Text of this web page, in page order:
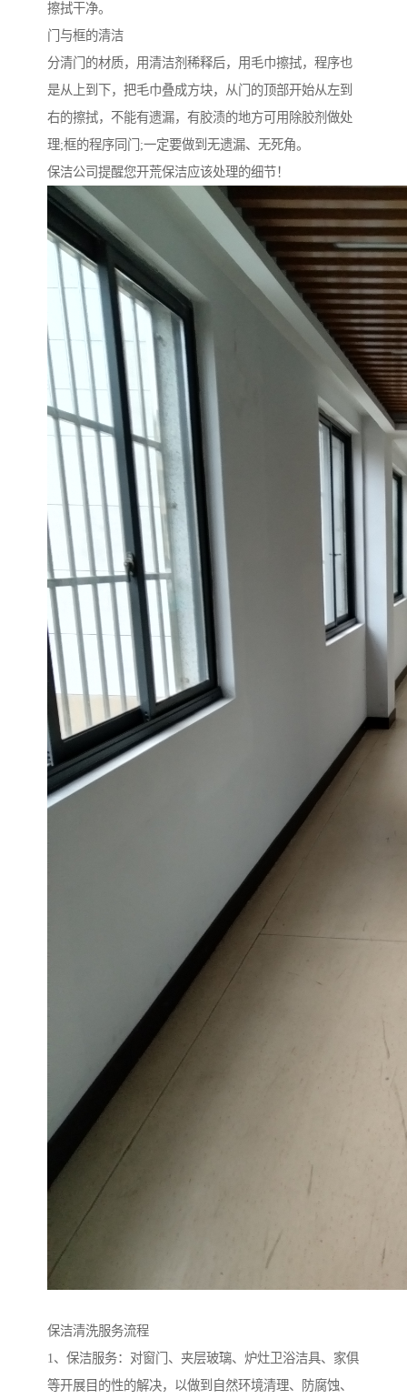
擦拭干净。
门与框的清洁
分清门的材质，用清洁剂稀释后，用毛巾擦拭，程序也
是从上到下，把毛巾叠成方块，从门的顶部开始从左到
右的擦拭，不能有遗漏，有胶渍的地方可用除胶剂做处
理;框的程序同门;一定要做到无遗漏、无死角。
保洁公司提醒您开荒保洁应该处理的细节！
保洁清洗服务流程
1、保洁服务：对窗门、夹层玻璃、炉灶卫浴洁具、家俱
等开展目的性的解决，以做到自然环境清理、防腐蚀、